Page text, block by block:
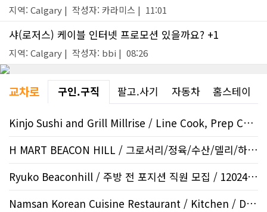
지역: Calgary | 작성자: 카라미스 | 11:01
샤(로저스) 케이블 인터넷 프로모션 있을까요? +1
지역: Calgary | 작성자: bbi | 08:26
교차로 구인.구직 팔고.사기 자동차 홈스테이
Kinjo Sushi and Grill Millrise / Line Cook, Prep Cook /..
H MART BEACON HILL / 그로서리/정육/수산/델리/하우스..
Ryuko Beaconhill / 주방 전 포지션 직원 모집 / 12024 S..
Namsan Korean Cuisine Restaurant / Kitchen / Downtown